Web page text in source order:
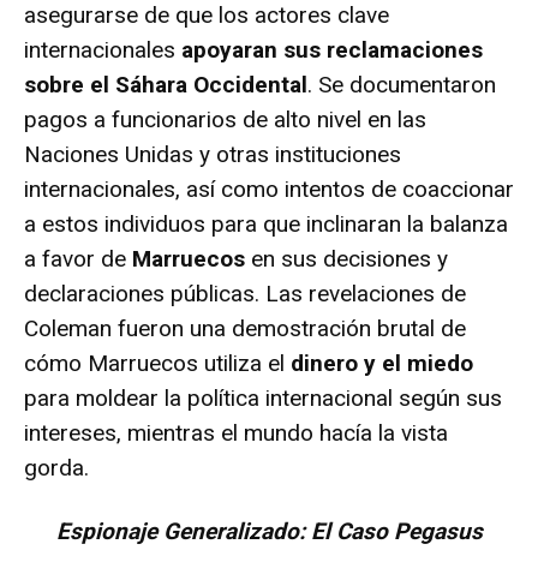
asegurarse de que los actores clave
internacionales apoyaran sus reclamaciones
sobre el Sáhara Occidental. Se documentaron
pagos a funcionarios de alto nivel en las
Naciones Unidas y otras instituciones
internacionales, así como intentos de coaccionar
a estos individuos para que inclinaran la balanza
a favor de Marruecos en sus decisiones y
declaraciones públicas. Las revelaciones de
Coleman fueron una demostración brutal de
cómo Marruecos utiliza el dinero y el miedo
para moldear la política internacional según sus
intereses, mientras el mundo hacía la vista
gorda.
Espionaje Generalizado: El Caso Pegasus